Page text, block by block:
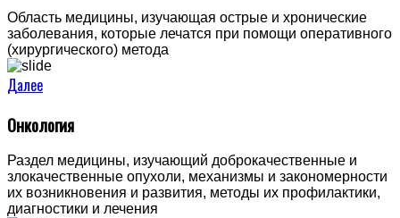
Область медицины, изучающая острые и хронические
заболевания, которые лечатся при помощи оперативного
(хирургического) метода
Далее
Онкология
Раздел медицины, изучающий доброкачественные и
злокачественные опухоли, механизмы и закономерности
их возникновения и развития, методы их профилактики,
диагностики и лечения